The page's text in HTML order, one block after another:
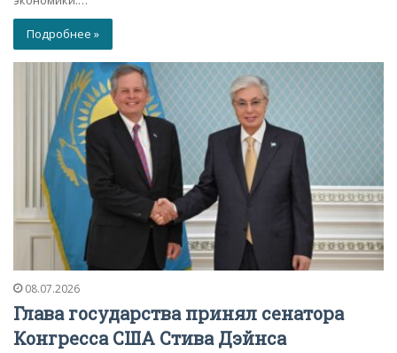
Подробнее »
08.07.2026
Глава государства принял сенатора
Конгресса США Стива Дэйнса